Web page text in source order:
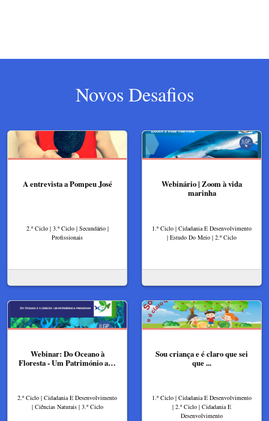
Novos Desafios
A entrevista a Pompeu José
2.º Ciclo | 3.º Ciclo | Secundário |
Profissionais
Webinário | Zoom à vida
marinha
1.º Ciclo | Cidadania E Desenvolvimento
| Estudo Do Meio | 2.º Ciclo
Webinar: Do Oceano à
Floresta - Um Património a…
2.º Ciclo | Cidadania E Desenvolvimento
| Ciências Naturais | 3.º Ciclo
Sou criança e é claro que sei
que ...
1.º Ciclo | Cidadania E Desenvolvimento
| 2.º Ciclo | Cidadania E
Desenvolvimento